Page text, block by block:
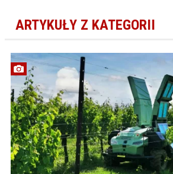
ARTYKUŁY Z KATEGORII